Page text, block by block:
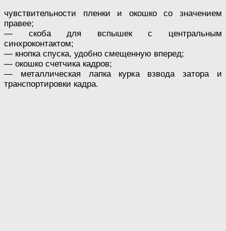
чувствительности пленки и окошко со значением
правее;
— скоба для вспышек с центральным
синхроконтактом;
— кнопка спуска, удобно смещенную вперед;
— окошко счетчика кадров;
— металлическая лапка курка взвода затора и
транспортировки кадра.